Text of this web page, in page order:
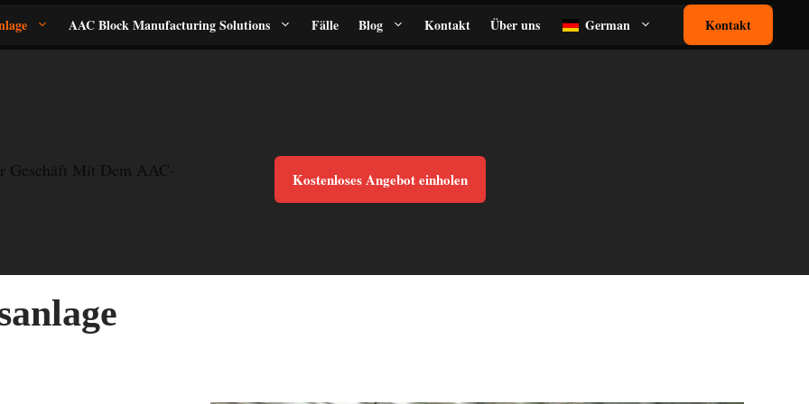
AAC Block Manufacturing Solutions Fälle Blog Kontakt Über uns German Kontakt
Geschäft Mit Dem AAC- Kostenloses Angebot einholen